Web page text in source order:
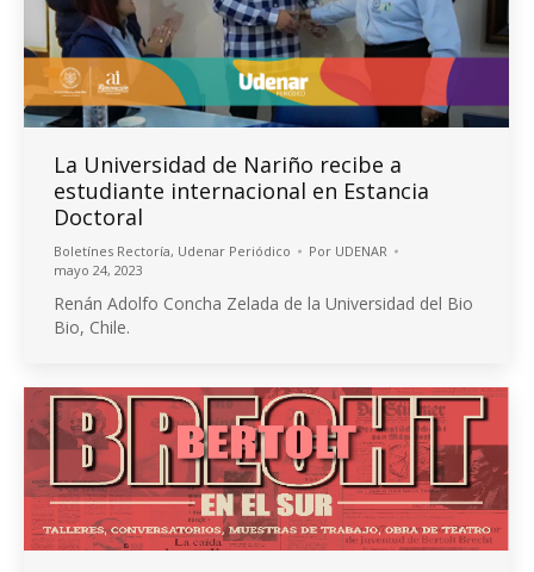
La Universidad de Nariño recibe a
estudiante internacional en Estancia
Doctoral
Boletínes Rectoría, Udenar Periódico Por UDENAR
mayo 24, 2023
Renán Adolfo Concha Zelada de la Universidad del Bio
Bio, Chile.